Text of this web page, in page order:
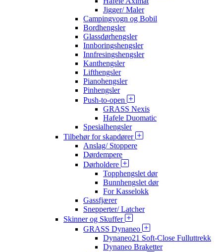
Jigger/ Maler
Campingvogn og Bobil
Bordhengsler
Glassdørhengsler
Innboringshengsler
Innfresingshengsler
Kanthengsler
Lifthengsler
Pianohengsler
Pinhengsler
Push-to-open
GRASS Nexis
Hafele Duomatic
Spesialhengsler
Tilbehør for skapdører
Anslag/ Stoppere
Dørdempere
Dørholdere
Topphengslet dør
Bunnhengslet dør
For Kasselokk
Gassfjærer
Snepperter/ Latcher
Skinner og Skuffer
GRASS Dynaneo
Dynaneo21 Soft-Close Fulluttrekk
Dynaneo Braketter